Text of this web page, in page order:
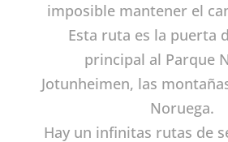
imposible mantener el
Esta ruta es la puerta
principal al Parque
Jotunheimen, las
Noruega.
Hay un infinitas rutas de